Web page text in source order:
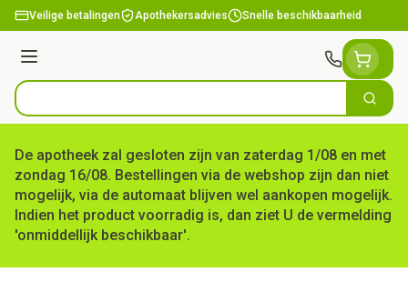
Ga naar de inhoud
Veilige betalingen Apothekersadvies Snelle beschikbaarheid
Menu
Product, merk, categorie... Zoek
De apotheek zal gesloten zijn van zaterdag 1/08 en met
zondag 16/08. Bestellingen via de webshop zijn dan niet
mogelijk, via de automaat blijven wel aankopen mogelijk.
Indien het product voorradig is, dan ziet U de vermelding
'onmiddellijk beschikbaar'.